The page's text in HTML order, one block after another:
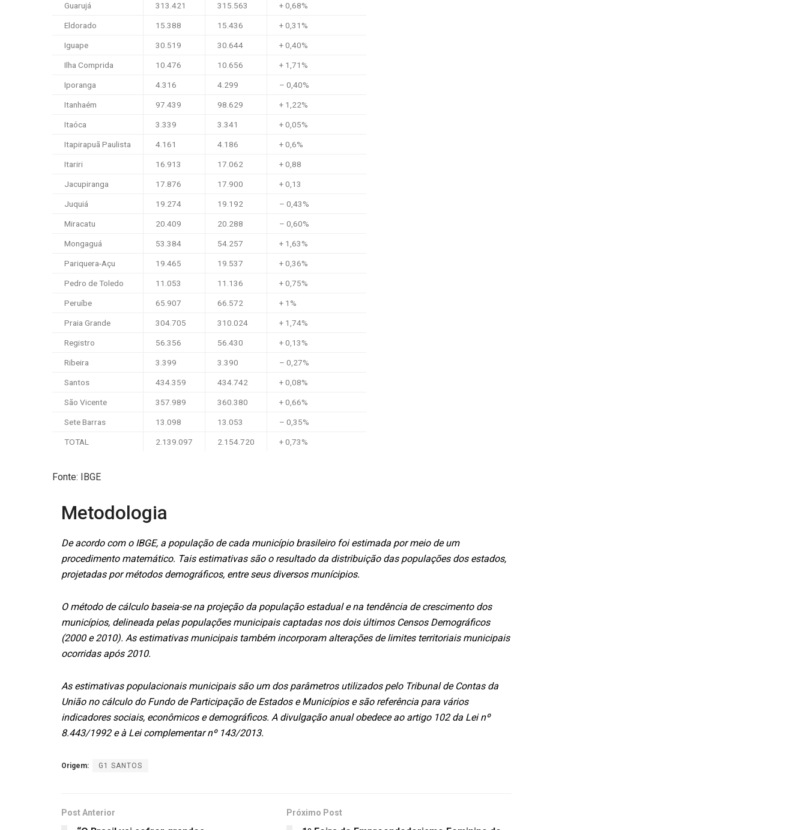
Guarujá 313.421 315.563 + 0,68%
Eldorado 15.388 15.436 + 0,31%
Iguape 30.519 30.644 + 0,40%
Ilha Comprida 10.476 10.656 + 1,71%
Iporanga 4.316 4.299 – 0,40%
Itanhaém 97.439 98.629 + 1,22%
Itaóca 3.339 3.341 + 0,05%
Itapirapuã Paulista 4.161 4.186 + 0,6%
Itariri 16.913 17.062 + 0,88
Jacupiranga 17.876 17.900 + 0,13
Juquiá 19.274 19.192 – 0,43%
Miracatu 20.409 20.288 – 0,60%
Mongaguá 53.384 54.257 + 1,63%
Pariquera-Açu 19.465 19.537 + 0,36%
Pedro de Toledo 11.053 11.136 + 0,75%
Peruíbe 65.907 66.572 + 1%
Praia Grande 304.705 310.024 + 1,74%
Registro 56.356 56.430 + 0,13%
Ribeira 3.399 3.390 – 0,27%
Santos 434.359 434.742 + 0,08%
São Vicente 357.989 360.380 + 0,66%
Sete Barras 13.098 13.053 – 0,35%
TOTAL 2.139.097 2.154.720 + 0,73%
Fonte: IBGE
Metodologia
De acordo com o IBGE, a população de cada município brasileiro foi estimada por meio de um
procedimento matemático. Tais estimativas são o resultado da distribuição das populações dos estados,
projetadas por métodos demográficos, entre seus diversos munícipios.
O método de cálculo baseia-se na projeção da população estadual e na tendência de crescimento dos
municípios, delineada pelas populações municipais captadas nos dois últimos Censos Demográficos
(2000 e 2010). As estimativas municipais também incorporam alterações de limites territoriais municipais
ocorridas após 2010.
As estimativas populacionais municipais são um dos parâmetros utilizados pelo Tribunal de Contas da
União no cálculo do Fundo de Participação de Estados e Municípios e são referência para vários
indicadores sociais, econômicos e demográficos. A divulgação anual obedece ao artigo 102 da Lei nº
8.443/1992 e à Lei complementar nº 143/2013.
Origem: G1 SANTOS
Post Anterior Próximo Post